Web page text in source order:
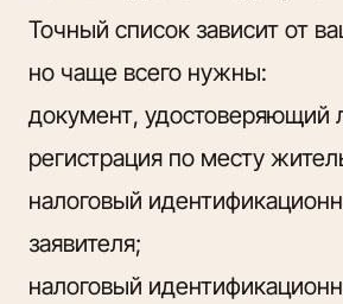
Точный список зависит от
но чаще всего нужны:
документ, удостоверяющий
регистрация по месту
налоговый
заявителя;
налоговый